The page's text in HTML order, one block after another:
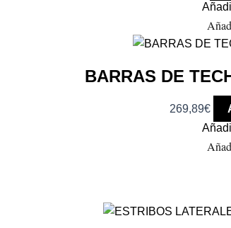
BARRAS DE
269,89€